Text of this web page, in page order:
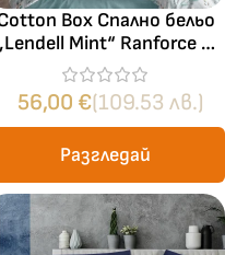
Box Спално бельо
Mint“ Ranforce –
100% памук – 4 части –
за спалня
56,00 €(109.53 лв.)
Разгледай